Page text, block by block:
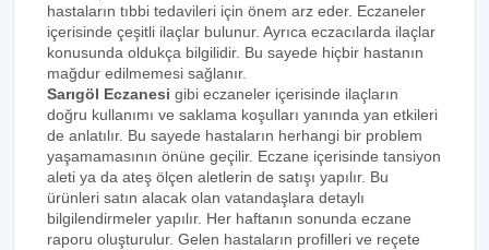
hastaların tıbbi tedavileri için önem arz eder. Eczaneler
içerisinde çeşitli ilaçlar bulunur. Ayrıca eczacılarda ilaçlar
konusunda oldukça bilgilidir. Bu sayede hiçbir hastanın
mağdur edilmemesi sağlanır.
Sarıgöl Eczanesi gibi eczaneler içerisinde ilaçların
doğru kullanımı ve saklama koşulları yanında yan etkileri
de anlatılır. Bu sayede hastaların herhangi bir problem
yaşamamasının önüne geçilir. Eczane içerisinde tansiyon
aleti ya da ateş ölçen aletlerin de satışı yapılır. Bu
ürünleri satın alacak olan vatandaşlara detaylı
bilgilendirmeler yapılır. Her haftanın sonunda eczane
raporu oluşturulur. Gelen hastaların profilleri ve reçete